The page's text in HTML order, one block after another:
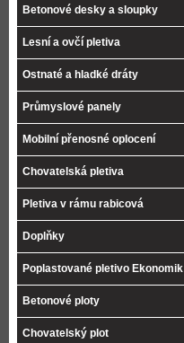
Betonové desky a sloupky
Lesní a ovčí pletiva
Ostnaté a hladké dráty
Průmyslové panely
Mobilní přenosné oplocení
Chovatelská pletiva
Pletiva v rámu rabicová
Doplňky
Poplastované pletivo Ekonomik
Betonové ploty
Chovatelský plot